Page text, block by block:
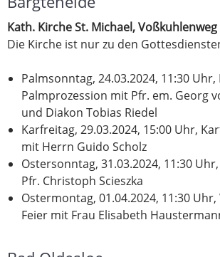
Kath. Kirche St. Michael, Voßkuhlenweg
Die Kirche ist nur zu den
Palmsonntag, 24.03.2024, 11:30
Palmprozession mit Pfr. em. Georg
und Diakon Tobias Riedel
Karfreitag, 29.03.2024, 15:00 Uhr,
mit Herrn Guido Scholz
Ostersonntag, 31.03.2024, 11:30
Pfr. Christoph Scieszka
Ostermontag, 01.04.2024, 11:30
Feier mit Frau Elisabeth